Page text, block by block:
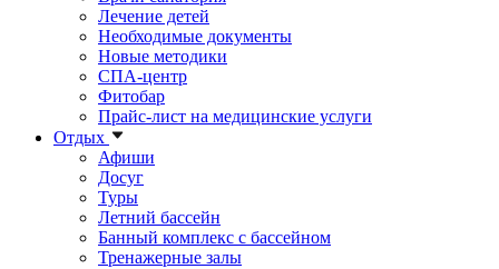
Лечение детей
Необходимые документы
Новые методики
СПА-центр
Фитобар
Прайс-лист на медицинские услуги
Отдых
Афиши
Досуг
Туры
Летний бассейн
Банный комплекс с бассейном
Тренажерные залы